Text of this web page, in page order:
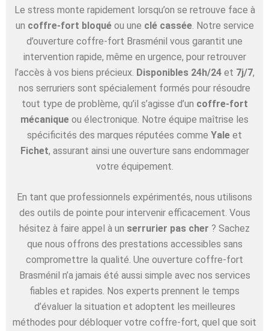
Le stress monte rapidement lorsqu’on se retrouve face à
un coffre-fort bloquéou une clé cassée. Notre service
d’ouverture coffre-fort Brasménil vous garantit une
intervention rapide, même en urgence, pour retrouver
l’accès à vos biens précieux. Disponibles 24h/24 et 7j/7,
nos serruriers sont spécialement formés pour résoudre
tout type de problème, qu’il s’agisse d’un coffre-fort
mécanique ou électronique. Notre équipe maîtrise les
spécificités des marques réputées comme Yale et
Fichet, assurant ainsi une ouverture sans endommager
votre équipement.
En tant que professionnels expérimentés, nous utilisons
des outils de pointe pour intervenir efficacement. Vous
hésitez à faire appel à un serrurier pas cher ? Sachez
que nous offrons des prestations accessibles sans
compromettre la qualité. Une ouverture coffre-fort
Brasménil n’a jamais été aussi simple avec nos services
fiables et rapides. Nos experts prennent le temps
d’évaluer la situation et adoptent les meilleures
méthodes pour débloquer votre coffre-fort, quel que soit